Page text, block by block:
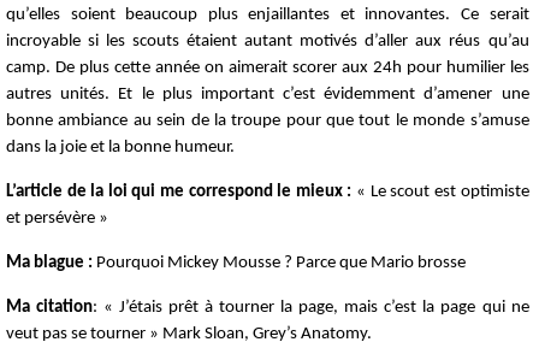
qu’elles soient beaucoup plus enjaillantes et innovantes. Ce serait
incroyable si les scouts étaient autant motivés d’aller aux réus qu’au
camp. De plus cette année on aimerait scorer aux 24h pour humilier les
autres unités. Et le plus important c’est évidemment d’amener une
bonne ambiance au sein de la troupe pour que tout le monde s’amuse
dans la joie et la bonne humeur.
L’article de la loi qui me correspond le mieux : « Le scout est optimiste
et persévère »
Ma blague : Pourquoi Mickey Mousse ? Parce que Mario brosse
Ma citation: « J’étais prêt à tourner la page, mais c’est la page qui ne
veut pas se tourner » Mark Sloan, Grey’s Anatomy.